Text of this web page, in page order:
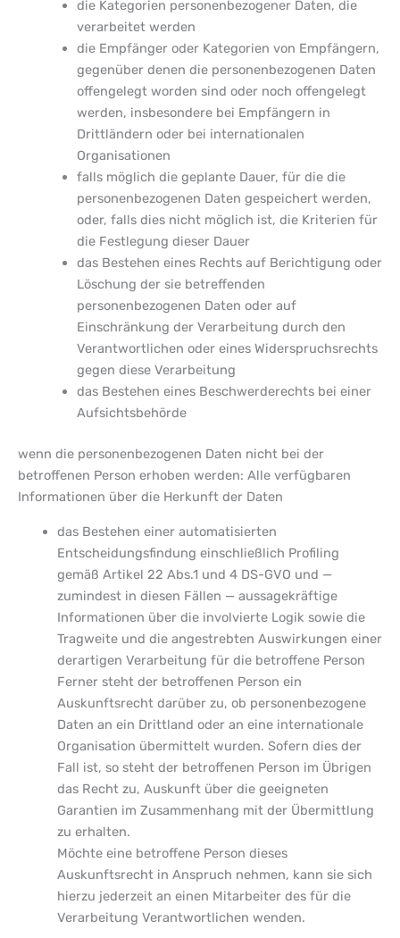
die Kategorien personenbezogener Daten, die
verarbeitet werden
die Empfänger oder Kategorien von Empfängern,
gegenüber denen die personenbezogenen Daten
offengelegt worden sind oder noch offengelegt
werden, insbesondere bei Empfängern in
Drittländern oder bei internationalen
Organisationen
falls möglich die geplante Dauer, für die die
personenbezogenen Daten gespeichert werden,
oder, falls dies nicht möglich ist, die Kriterien für
die Festlegung dieser Dauer
das Bestehen eines Rechts auf Berichtigung oder
Löschung der sie betreffenden
personenbezogenen Daten oder auf
Einschränkung der Verarbeitung durch den
Verantwortlichen oder eines Widerspruchsrechts
gegen diese Verarbeitung
das Bestehen eines Beschwerderechts bei einer
Aufsichtsbehörde
wenn die personenbezogenen Daten nicht bei der
betroffenen Person erhoben werden: Alle verfügbaren
Informationen über die Herkunft der Daten
das Bestehen einer automatisierten
Entscheidungsfindung einschließlich Profiling
gemäß Artikel 22 Abs.1 und 4 DS-GVO und —
zumindest in diesen Fällen — aussagekräftige
Informationen über die involvierte Logik sowie die
Tragweite und die angestrebten Auswirkungen einer
derartigen Verarbeitung für die betroffene Person
Ferner steht der betroffenen Person ein
Auskunftsrecht darüber zu, ob personenbezogene
Daten an ein Drittland oder an eine internationale
Organisation übermittelt wurden. Sofern dies der
Fall ist, so steht der betroffenen Person im Übrigen
das Recht zu, Auskunft über die geeigneten
Garantien im Zusammenhang mit der Übermittlung
zu erhalten.
Möchte eine betroffene Person dieses
Auskunftsrecht in Anspruch nehmen, kann sie sich
hierzu jederzeit an einen Mitarbeiter des für die
Verarbeitung Verantwortlichen wenden.